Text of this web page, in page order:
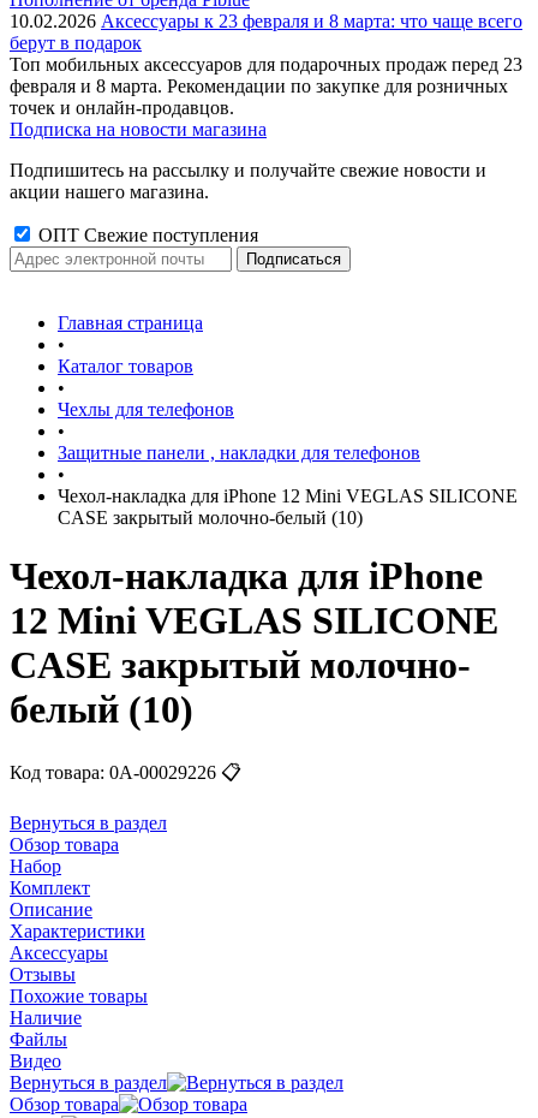
10.02.2026 Аксессуары к 23 февраля и 8 марта: что чаще всего
берут в подарок
Топ мобильных аксессуаров для подарочных продаж перед 23
февраля и 8 марта. Рекомендации по закупке для розничных
точек и онлайн-продавцов.
Подписка на новости магазина
Подпишитесь на рассылку и получайте свежие новости и
акции нашего магазина.
ОПТ Свежие поступления
Главная страница
•
Каталог товаров
•
Чехлы для телефонов
•
Защитные панели , накладки для телефонов
•
Чехол-накладка для iPhone 12 Mini VEGLAS SILICONE
CASE закрытый молочно-белый (10)
Чехол-накладка для iPhone
12 Mini VEGLAS SILICONE
CASE закрытый молочно-
белый (10)
Код товара: 0А-00029226 📋
Вернуться в раздел
Обзор товара
Набор
Комплект
Описание
Характеристики
Аксессуары
Отзывы
Похожие товары
Наличие
Файлы
Видео
Вернуться в раздел
Обзор товара